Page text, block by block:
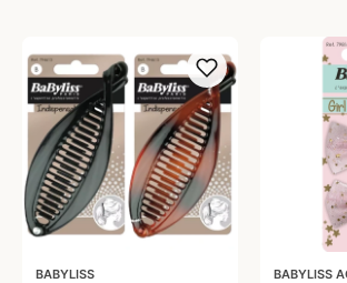
BABYLISS BABYLISS